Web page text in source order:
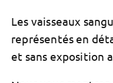
Les vaisseaux
représentés en
et sans exposition